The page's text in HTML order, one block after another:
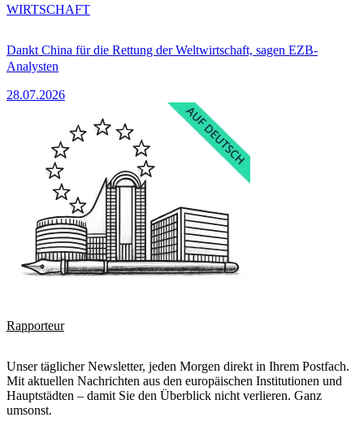
Dankt China für die Rettung der Weltwirtschaft, sagen EZB-
Analysten
28.07.2026
WIRTSCHAFT
Rapporteur
Unser täglicher Newsletter, jeden Morgen direkt in Ihrem Postfach.
Mit aktuellen Nachrichten aus den europäischen Institutionen und
Hauptstädten – damit Sie den Überblick nicht verlieren. Ganz
umsonst.